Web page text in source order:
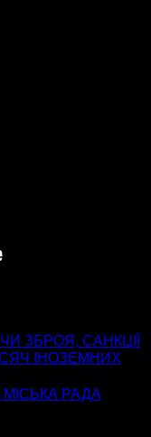
ЗБРОЯ, САНКЦІЇ
ІНОЗЕМНИХ
РАДА